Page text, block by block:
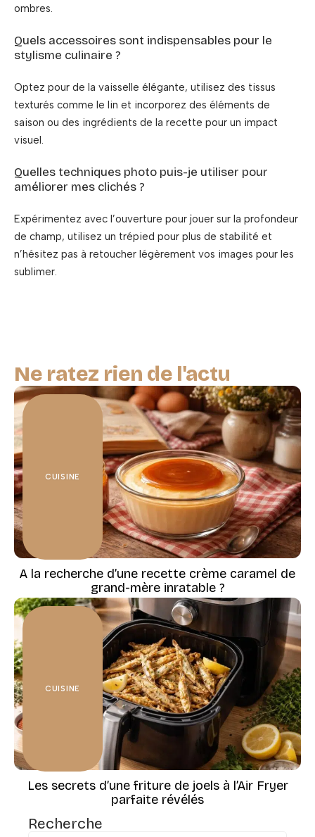
ombres.
Quels accessoires sont indispensables pour le
stylisme culinaire ?
Optez pour de la vaisselle élégante, utilisez des tissus
texturés comme le lin et incorporez des éléments de
saison ou des ingrédients de la recette pour un impact
visuel.
Quelles techniques photo puis-je utiliser pour
améliorer mes clichés ?
Expérimentez avec l’ouverture pour jouer sur la profondeur
de champ, utilisez un trépied pour plus de stabilité et
n’hésitez pas à retoucher légèrement vos images pour les
sublimer.
Ne ratez rien de l'actu
CUISINE
A la recherche d’une recette crème caramel de
grand-mère inratable ?
CUISINE
Les secrets d’une friture de joels à l’Air Fryer
parfaite révélés
Recherche